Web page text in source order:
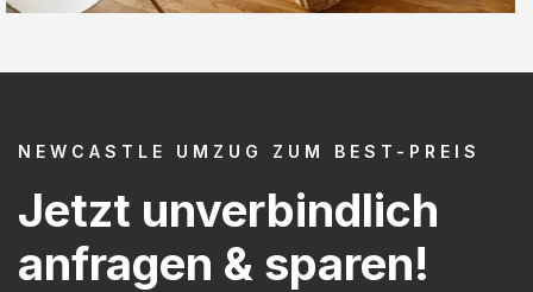
NEWCASTLE UMZUG ZUM BEST-PREIS
Jetzt unverbindlich
anfragen & sparen!